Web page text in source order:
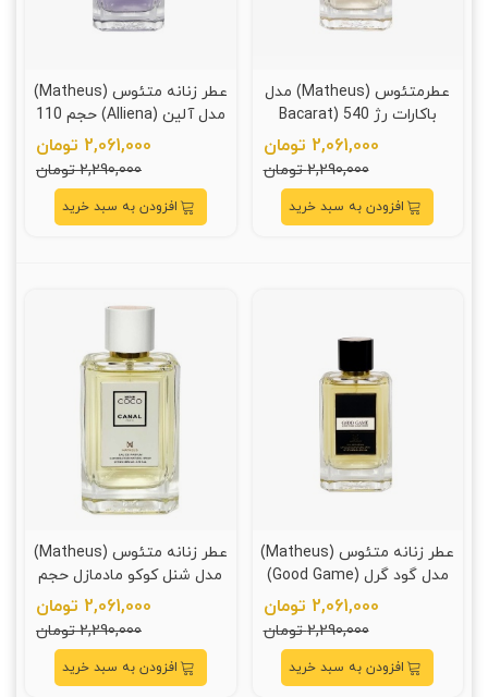
عطرمتئوس (Matheus) مدل
باکارات رژ 540 (Bacarat
2,061,000 تومان
2,290,000 تومان
افزودن به سبد خرید
عطر زنانه متئوس (Matheus)
مدل آلین (Alliena) حجم 110
میلی لیتر
2,061,000 تومان
2,290,000 تومان
افزودن به سبد خرید
عطر زنانه متئوس (Matheus)
مدل گود گرل (Good Game)
2,061,000 تومان
2,290,000 تومان
افزودن به سبد خرید
عطر زنانه متئوس (Matheus)
مدل شنل کوکو مادمازل حجم
2,061,000 تومان
2,290,000 تومان
افزودن به سبد خرید